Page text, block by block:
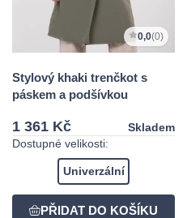
0,0(0)
Stylový khaki trenčkot s
páskem a podšívkou
1 361 Kč
Skladem
Dostupné velikosti:
Univerzální